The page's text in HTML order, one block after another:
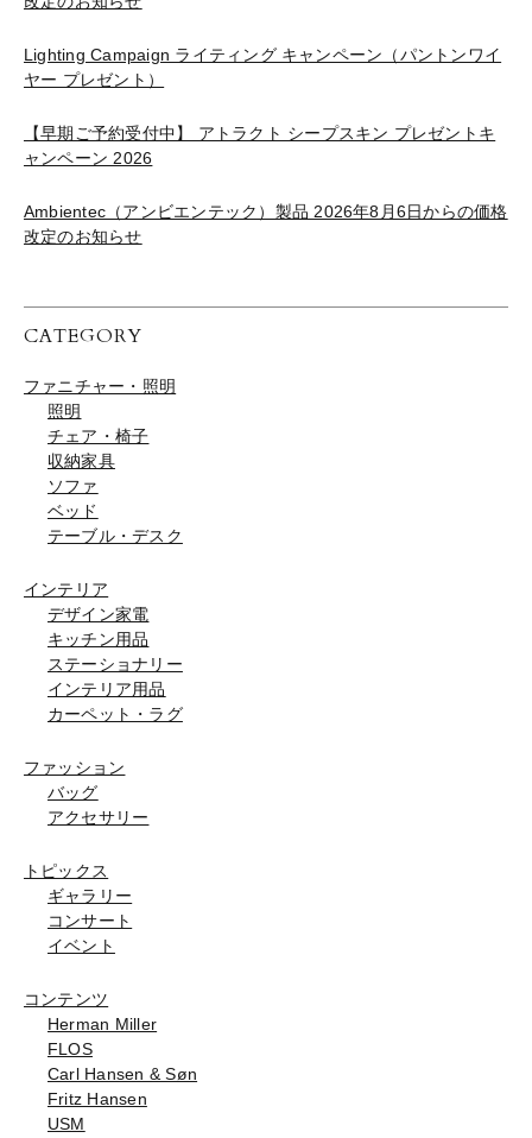
Lighting Campaign ライティング キャンペーン（パントンワイ
ヤー プレゼント）
【早期ご予約受付中】 アトラクト シープスキン プレゼントキ
ャンペーン 2026
Ambientec（アンビエンテック）製品 2026年8月6日からの価格
改定のお知らせ
CATEGORY
ファニチャー・照明
照明
チェア・椅子
収納家具
ソファ
ベッド
テーブル・デスク
インテリア
デザイン家電
キッチン用品
ステーショナリー
インテリア用品
カーペット・ラグ
ファッション
バッグ
アクセサリー
トピックス
ギャラリー
コンサート
イベント
コンテンツ
Herman Miller
FLOS
Carl Hansen & Søn
Fritz Hansen
USM